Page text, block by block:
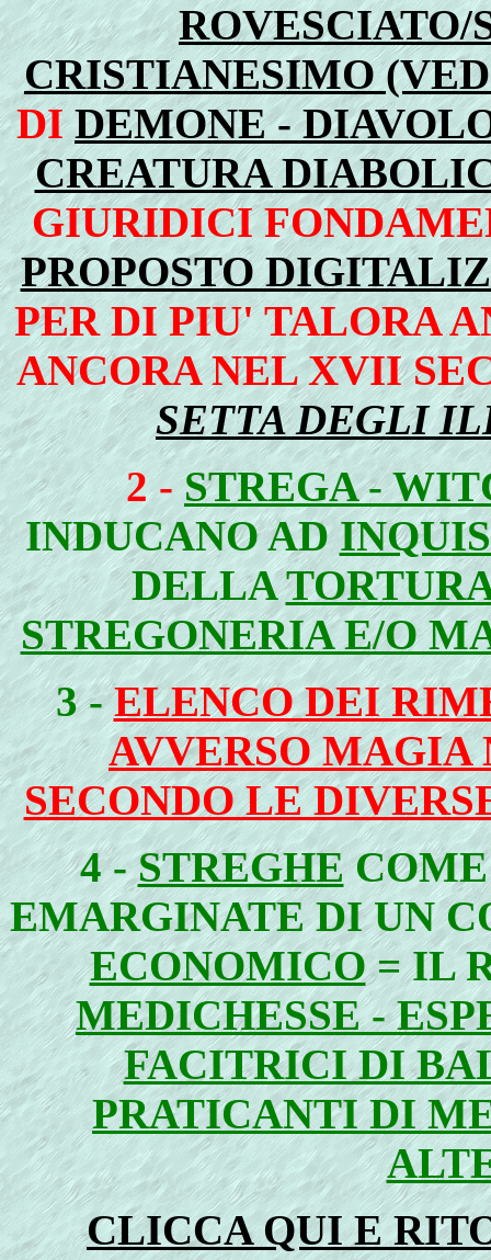
ROVESCIATO/
CRISTIANESIMO
DIDEMONE -
CREATURA
GIURIDICI
PROPOSTO
PER DI PIU' TALORA
ANCORA NEL XVII
SETTA DEGLI
2 - STREGA -
INDUCANO AD
DELLA
STREGONERIA E/O
3 -ELENCO DEI
AVVERSO MAGIA
SECONDO LE
4 -STREGHE
EMARGINATE DI UN
ECONOMICO= IL
MEDICHESSE -
FACITRICI DI
PRATICANTI DI
CLICCA QUI E